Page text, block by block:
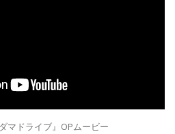
マドライブ』OPムービー